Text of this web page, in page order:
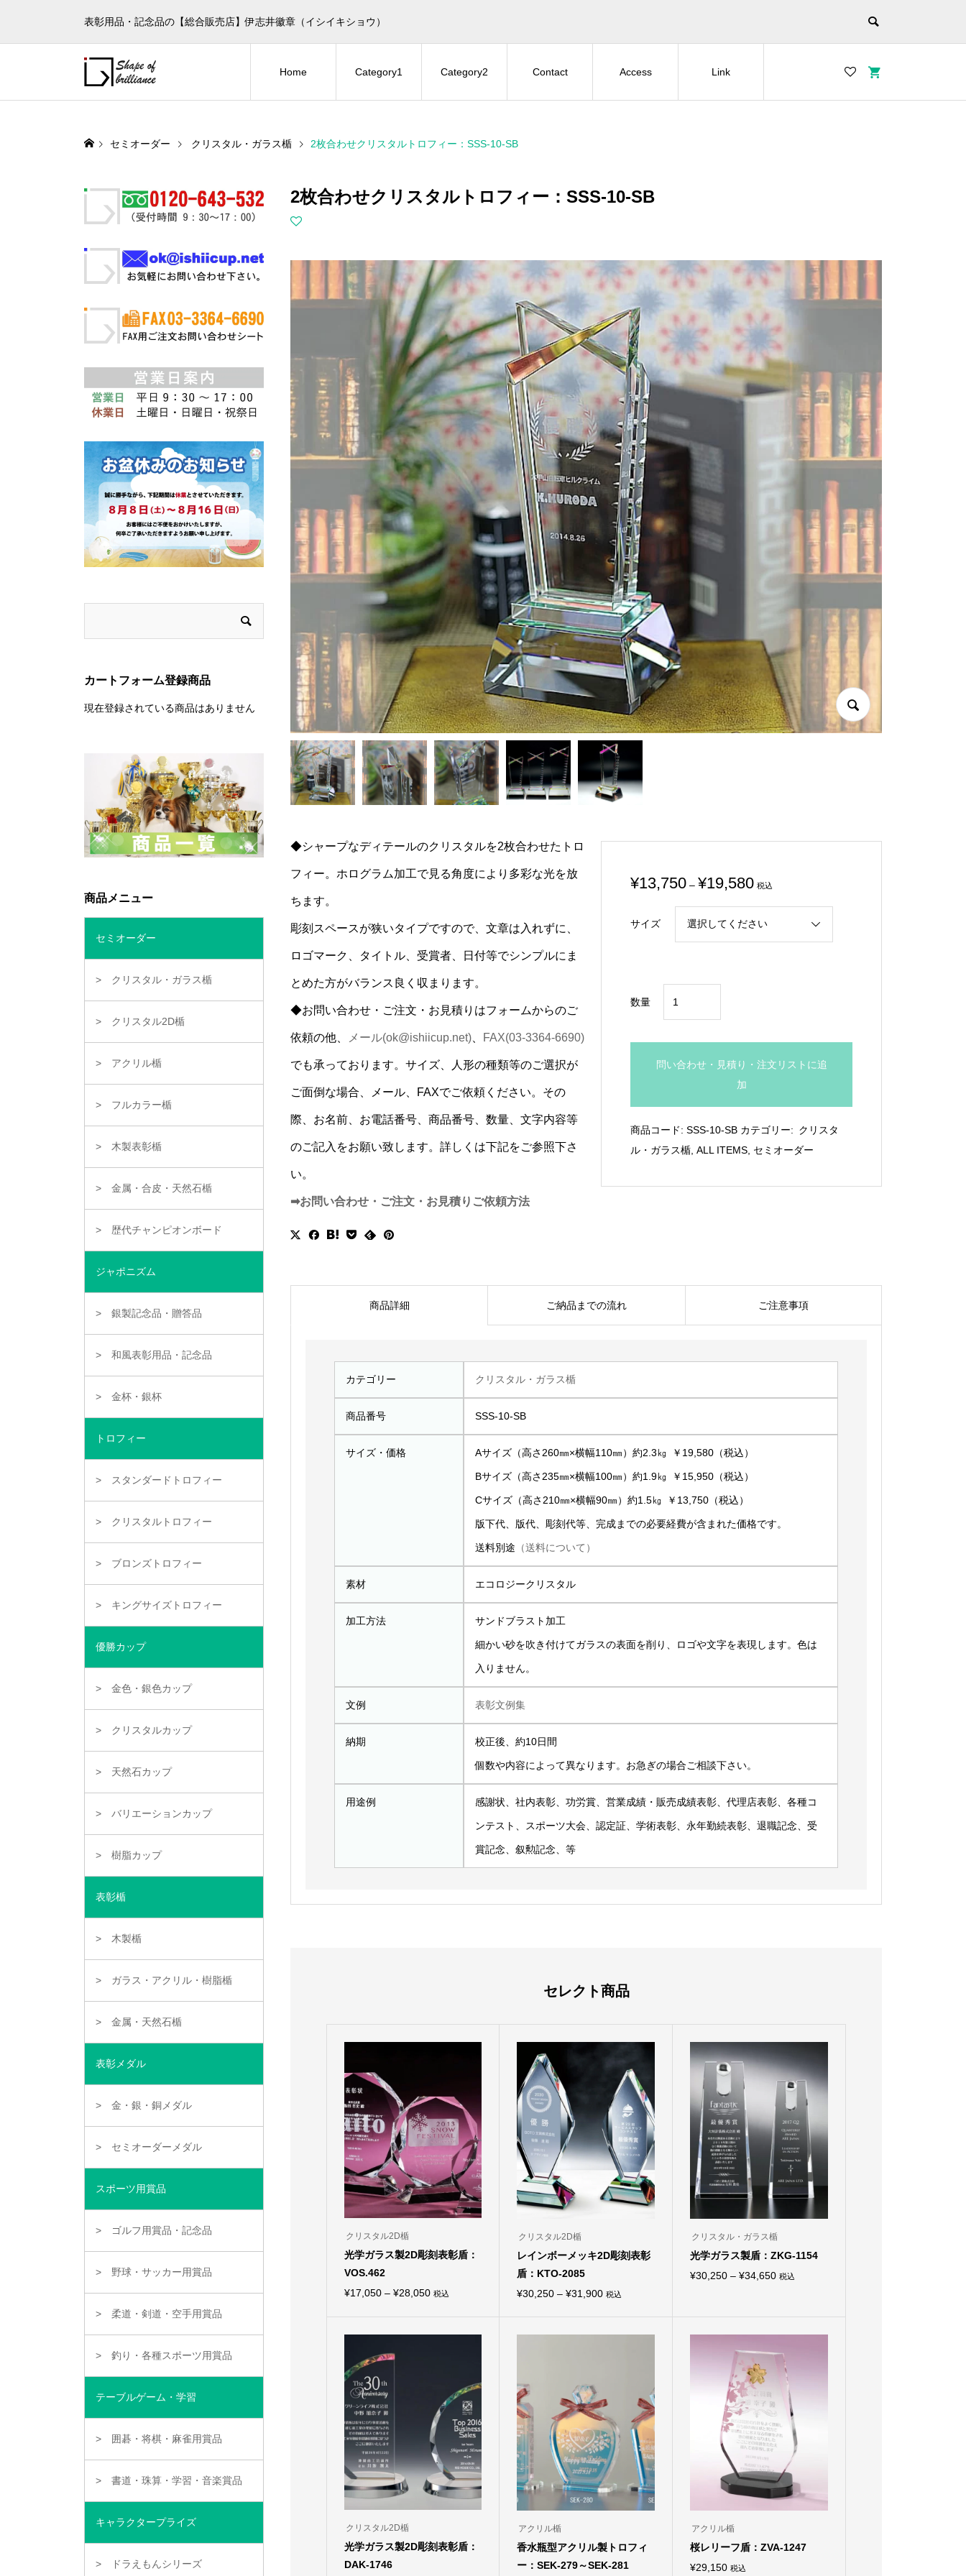
表彰用品・記念品の【総合販売店】伊志井徽章（イシイキショウ）
Home Category1 Category2 Contact Access Link
セミオーダー クリスタル・ガラス楯 2枚合わせクリスタルトロフィー：SSS-10-SB
2枚合わせクリスタルトロフィー：SSS-10-SB
◆シャープなディテールのクリスタルを2枚合わせたトロ
フィー。ホログラム加工で見る角度により多彩な光を放
ちます。
彫刻スペースが狭いタイプですので、文章は入れずに、
ロゴマーク、タイトル、受賞者、日付等でシンプルにま
とめた方がバランス良く収まります。
◆お問い合わせ・ご注文・お見積りはフォームからのご
依頼の他、 メール(ok@ishiicup.net) FAX(03-3364-6690)
でも承っております。サイズ、人形の種類等のご選択が
ご面倒な場合、メール、FAXでご依頼ください。その
際、お名前、お電話番号、商品番号、数量、文字内容等
のご記入をお願い致します。詳しくは下記をご参照下さ
い。
➡お問い合わせ・ご注文・お見積りご依頼方法
¥13,750 – ¥19,580 税込
サイズ
数量
ス
タ
問い合わせ・見積り・注文リストに追
加
商品コード:SSS-10-SB カテゴリー: クリスタ
ル・ガラス楯,ALL ITEMS, セミオーダー
商品詳細 ご納品までの流れ ご注意事項
カテゴリー クリスタル・ガラス楯
商品番号 SSS-10-SB
サイズ・価格 Aサイズ（高さ260㎜×横幅110㎜）約2.3㎏ ￥19,580（税込）
Bサイズ（高さ235㎜×横幅100㎜）約1.9㎏ ￥15,950（税込）
Cサイズ（高さ210㎜×横幅90㎜）約1.5㎏ ￥13,750（税込）
版下代、版代、彫刻代等、完成までの必要経費が含まれた価格です。
送料別途 （送料について）
素材 エコロジークリスタル
加工方法 サンドブラスト加工
細かい砂を吹き付けてガラスの表面を削り、ロゴや文字を表現します。色は
入りません。
文例 表彰文例集
納期 校正後、約10日間
個数や内容によって異なります。お急ぎの場合ご相談下さい。
用途例 感謝状、社内表彰、功労賞、営業成績・販売成績表彰、代理店表彰、各種コ
ンテスト、スポーツ大会、認定証、学術表彰、永年勤続表彰、退職記念、受
賞記念、叙勲記念、等
セレクト商品
クリスタル2D楯
光学ガラス製2D彫刻表彰盾：
VOS.462
¥17,050 – ¥28,050価税込
の
品
複
数
の
バ
リ
エ
ー
ョ
ン
が
あ
り
す。
オ
プ
シ
クリスタル2D楯
レインボーメッキ2D彫刻表彰
盾：KTO-2085
¥30,250 – ¥31,900価税込
の
品
数
の
バ
リ
エ
ー
シ
ョ
ン
が
あ
り
す。
オ
シ
クリスタル・ガラス楯
光学ガラス製盾：ZKG-1154
¥30,250 – ¥34,650価
¥34,650
税込
品
に
オ
シ
ョ
ン
クリスタル2D楯
光学ガラス製2D彫刻表彰盾：
DAK-1746
アクリル楯
香水瓶型アクリル製トロフィ
ー：SEK-279～SEK-281
アクリル楯
桜レリーフ盾：ZVA-1247
¥29,150 税込
カートフォーム登録商品
現在登録されている商品はありません
商品メニュー
セミオーダー
クリスタル・ガラス楯
クリスタル2D楯
アクリル楯
フルカラー楯
木製表彰楯
金属・合皮・天然石楯
歴代チャンピオンボード
ジャポニズム
銀製記念品・贈答品
和風表彰用品・記念品
金杯・銀杯
トロフィー
スタンダードトロフィー
クリスタルトロフィー
ブロンズトロフィー
キングサイズトロフィー
優勝カップ
金色・銀色カップ
クリスタルカップ
天然石カップ
バリエーションカップ
樹脂カップ
表彰楯
木製楯
ガラス・アクリル・樹脂楯
金属・天然石楯
表彰メダル
金・銀・銅メダル
セミオーダーメダル
スポーツ用賞品
ゴルフ用賞品・記念品
野球・サッカー用賞品
柔道・剣道・空手用賞品
釣り・各種スポーツ用賞品
テーブルゲーム・学習
囲碁・将棋・麻雀用賞品
書道・珠算・学習・音楽賞品
キャラクタープライズ
ドラえもんシリーズ